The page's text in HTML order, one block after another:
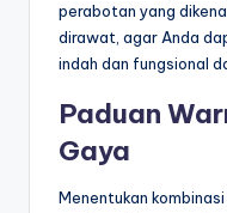
perabotan yang
dirawat, agar Anda
indah dan fungsional
Paduan
Gaya
Menentukan